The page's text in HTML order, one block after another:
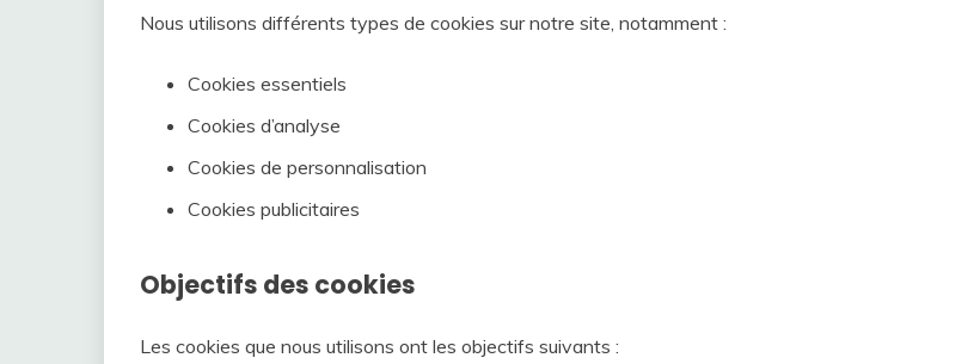
Nous utilisons différents types de cookies sur notre site, notamment :
Cookies essentiels
Cookies d’analyse
Cookies de personnalisation
Cookies publicitaires
Objectifs des cookies
Les cookies que nous utilisons ont les objectifs suivants :